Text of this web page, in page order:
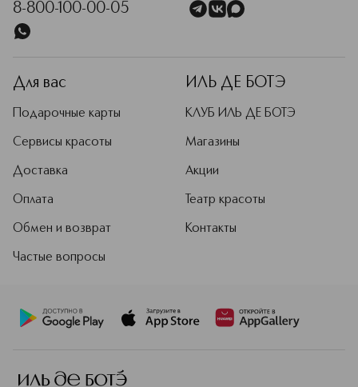
8-800-100-00-05
Для вас
Подарочные карты
Сервисы красоты
Доставка
Оплата
Обмен и возврат
Частые вопросы
ИЛЬ ДЕ БОТЭ
КЛУБ ИЛЬ ДЕ БОТЭ
Магазины
Акции
Театр красоты
Контакты